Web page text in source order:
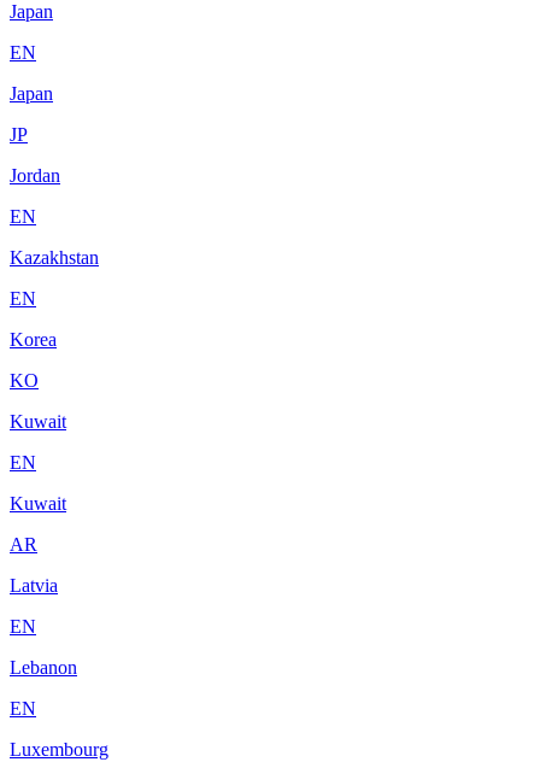
Japan
EN
Japan
JP
Jordan
EN
Kazakhstan
EN
Korea
KO
Kuwait
EN
Kuwait
AR
Latvia
EN
Lebanon
EN
Luxembourg